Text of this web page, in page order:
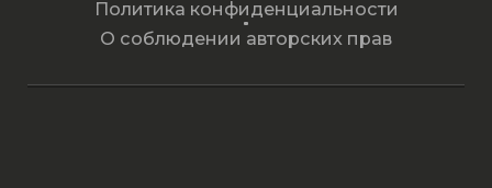
Политика конфиденциальности
О соблюдении авторских прав